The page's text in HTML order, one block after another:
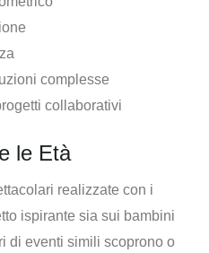
complesse
collaborativi
le Età
realizzate con i
ispirante sia sui bambini
di eventi simili scoprono o